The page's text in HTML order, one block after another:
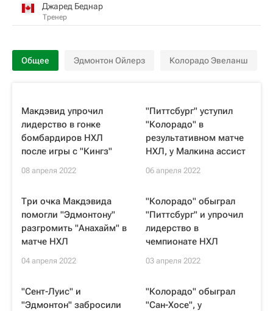
Джаред Беднар
Тренер
Общее Эдмонтон Ойлерз Колорадо Эвеланш
Макдэвид упрочил
лидерство в гонке
бомбардиров НХЛ
после игры с "Кингз"
08 апреля 2022
"Питтсбург" уступил
"Колорадо" в
результативном матче
НХЛ, у Малкина ассист
06 апреля 2022
Три очка Макдэвида
помогли "Эдмонтону"
разгромить "Анахайм" в
матче НХЛ
04 апреля 2022
"Колорадо" обыграл
"Питтсбург" и упрочил
лидерство в
чемпионате НХЛ
03 апреля 2022
"Сент-Луис" и
"Эдмонтон" забросили
"Колорадо" обыграл
"Сан-Хосе", у